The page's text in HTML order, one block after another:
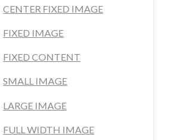
CENTER FIXED IMAGE
FIXED IMAGE
FIXED CONTENT
SMALL IMAGE
LARGE IMAGE
FULL WIDTH IMAGE